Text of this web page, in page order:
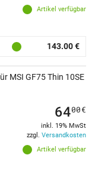
Artikel verfügbar
143.00 €
MSI GF75 Thin 10SE
Artikel verfügbar
6400€
inkl. 19% MwSt
zzgl. Versandkosten